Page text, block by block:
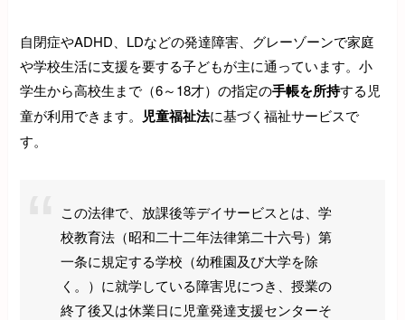
自閉症やADHD、LDなどの発達障害、グレーゾーンで家庭
や学校生活に支援を要する子どもが主に通っています。小
学生から高校生まで（6～18才）の指定の手帳を所持する児
童が利用できます。 児童福祉法に基づく福祉サービスで
す。
この法律で、放課後等デイサービスとは、学
校教育法（昭和二十二年法律第二十六号）第
一条に規定する学校（幼稚園及び大学を除
く。）に就学している障害児につき、授業の
終了後又は休業日に児童発達支援センターそ